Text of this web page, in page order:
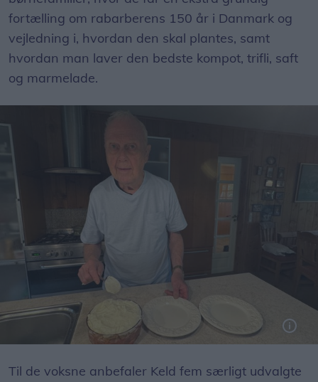
fortælling om rabarberens 150 år i Danmark og
vejledning i, hvordan den skal plantes, samt
hvordan man laver den bedste kompot, trifli, saft
og marmelade.
Til de voksne anbefaler Keld fem særligt udvalgte